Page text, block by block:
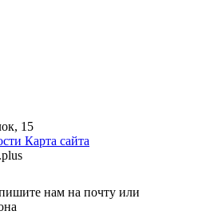
15
Карта сайта
нам на почту или